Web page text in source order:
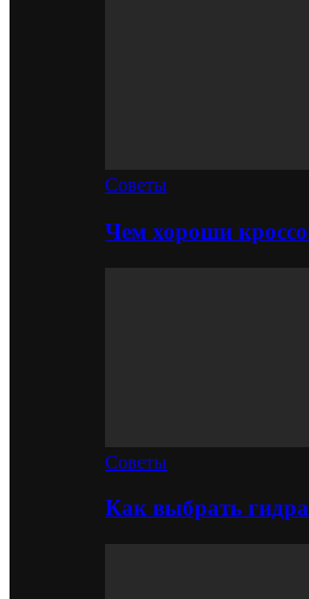
Советы
Чем хороши
Советы
Как выбрать